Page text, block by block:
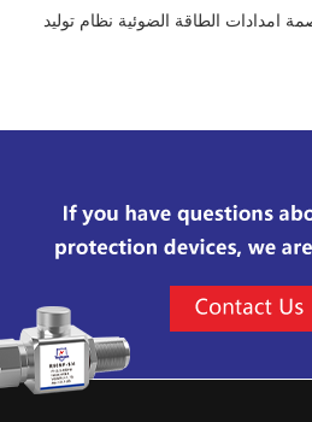
امدادات الطاقة الضوئية نظام توليد